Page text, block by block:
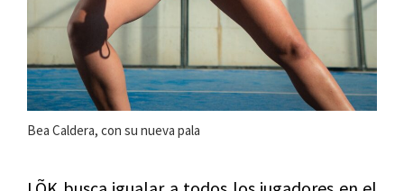
Bea Caldera, con su nueva pala